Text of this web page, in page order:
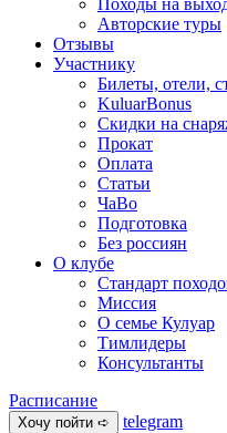
Походы на
Авторские туры
Отзывы
Участнику
Билеты, отели,
KuluarBonus
Скидки на
Прокат
Оплата
Статьи
ЧаВо
Подготовка
Без россиян
О клубе
Стандарт
Миссия
О семье Кулуар
Тимлидеры
Консультанты
Расписание
Хочу пойти ➪
telegram